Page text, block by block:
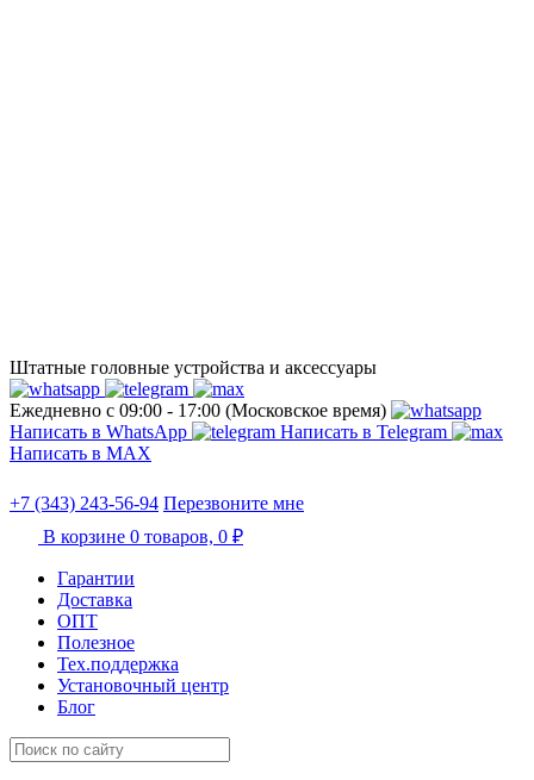
Штатные головные устройства и аксессуары
Ежедневно с 09:00 - 17:00 (Московское время)
Написать в WhatsApp
Написать в Telegram
Написать в МАХ
+7 (343) 243-56-94 Перезвоните мне
В корзине 0 товаров, 0 ₽
Гарантии
Доставка
ОПТ
Полезное
Тех.поддержка
Установочный центр
Блог